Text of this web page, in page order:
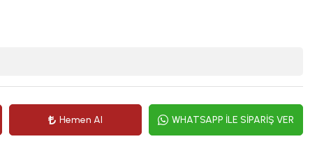
Hemen Al WHATSAPP İLE SİPARİŞ VER